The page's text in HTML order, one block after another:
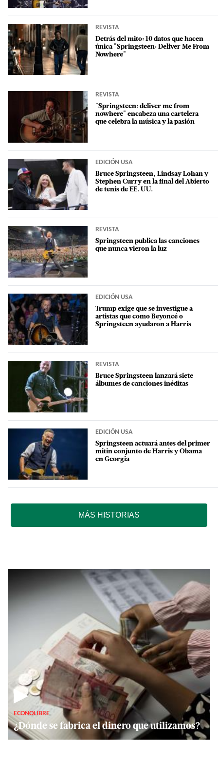
REVISTA
Detrás del mito: 10 datos que hacen
única "Springsteen: Deliver Me From
Nowhere"
REVISTA
"Springsteen: deliver me from
nowhere" encabeza una cartelera
que celebra la música y la pasión
EDICIÓN USA
Bruce Springsteen, Lindsay Lohan y
Stephen Curry en la final del Abierto
de tenis de EE. UU.
REVISTA
Springsteen publica las canciones
que nunca vieron la luz
EDICIÓN USA
Trump exige que se investigue a
artistas que como Beyoncé o
Springsteen ayudaron a Harris
REVISTA
Bruce Springsteen lanzará siete
álbumes de canciones inéditas
EDICIÓN USA
Springsteen actuará antes del primer
mitin conjunto de Harris y Obama
en Georgia
MÁS HISTORIAS
▶
ECONOLIBRE
¿Dónde se fabrica el dinero que utilizamos?